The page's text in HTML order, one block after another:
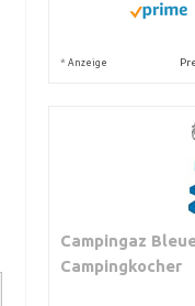
* Anzeige
Campingaz
Campingkocher